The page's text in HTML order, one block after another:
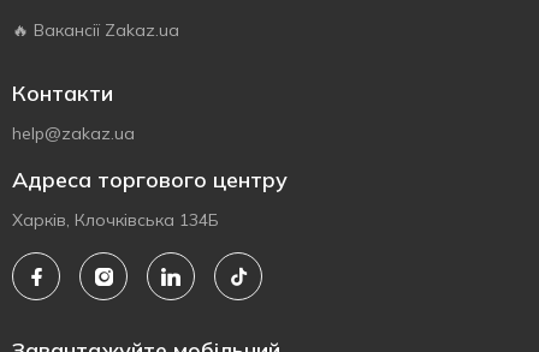
🔥 Вакансії Zakaz.ua
Контакти
help@zakaz.ua
Адреса торгового центру
Харків, Клочківська 134Б